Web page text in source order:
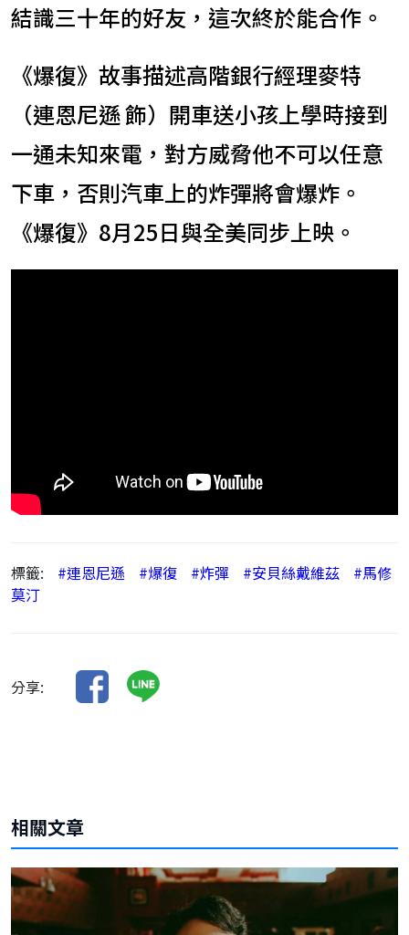
結識三十年的好友，這次終於能合作。
《爆復》故事描述高階銀行經理麥特
（連恩尼遜 飾）開車送小孩上學時接到
一通未知來電，對方威脅他不可以任意
下車，否則汽車上的炸彈將會爆炸。
《爆復》8月25日與全美同步上映。
標籤: #連恩尼遜 #爆復 #炸彈 #安貝絲戴維茲
#馬修
莫汀
分享:
相關文章